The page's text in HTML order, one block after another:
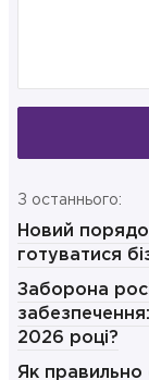
З останнього:
Новий
готуватися
Заборона
2026 році?
Як правильно